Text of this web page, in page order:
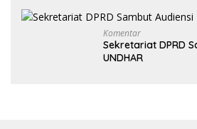
Al Washliyah
Komentar
Sekretariat DPRD
UNDHAR